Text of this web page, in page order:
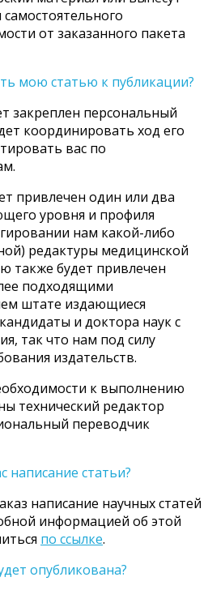
от заказанного пакета
мою статью к публикации?
закреплен персональный
координировать ход его
вас по
привлечен один или два
уровня и профиля
нам какой-либо
редактуры медицинской
также будет привлечен
подходящими
штате издающиеся
и доктора наук с
так что нам под силу
издательств.
к выполнению
технический редактор
переводчик
написание статьи?
написание научных статей
информацией об этой
по ссылке.
опубликована?